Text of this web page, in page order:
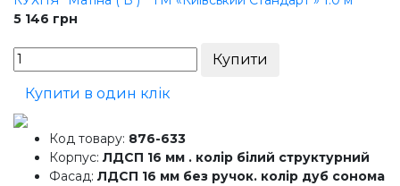
5 146 грн
Купити в один клік
Код товару: 876-633
Корпус: ЛДСП 16 мм . колір білий структурний
Фасад: ЛДСП 16 мм без ручок. колір дуб сонома